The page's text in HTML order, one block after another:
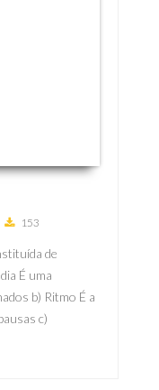
153
de
É uma
b) Ritmo É a
c)